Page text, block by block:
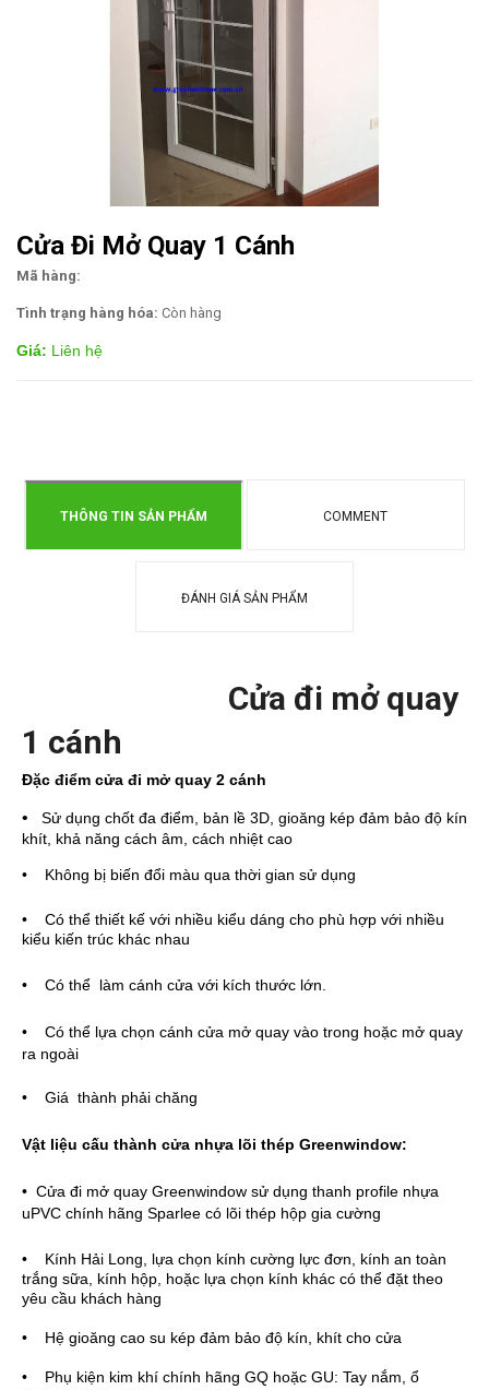
Cửa Đi Mở Quay 1 Cánh
Mã hàng:
Tình trạng hàng hóa: Còn hàng
Giá: Liên hệ
THÔNG TIN SẢN PHẨM COMMENT
ĐÁNH GIÁ SẢN PHẨM
Cửa đi mở quay
1 cánh
Đặc điểm cửa đi mở quay 2 cánh
• Sử dụng chốt đa điểm, bản lề 3D, gioăng kép đảm bảo độ kín
khít, khả năng cách âm, cách nhiệt cao
• Không bị biến đổi màu qua thời gian sử dụng
• Có thể thiết kế với nhiều kiểu dáng cho phù hợp với nhiều
kiểu kiến trúc khác nhau
• Có thể làm cánh cửa với kích thước lớn.
• Có thể lựa chọn cánh cửa mở quay vào trong hoặc mở quay
ra ngoài
• Giá thành phải chăng
Vật liệu cấu thành cửa nhựa lõi thép Greenwindow:
• Cửa đi mở quay Greenwindow sử dụng thanh profile nhựa
uPVC chính hãng Sparlee có lõi thép hộp gia cường
• Kính Hải Long, lựa chọn kính cường lực đơn, kính an toàn
trắng sữa, kính hộp, hoặc lựa chọn kính khác có thể đặt theo
yêu cầu khách hàng
• Hệ gioăng cao su kép đảm bảo độ kín, khít cho cửa
• Phụ kiện kim khí chính hãng GQ hoặc GU: Tay nắm, ổ